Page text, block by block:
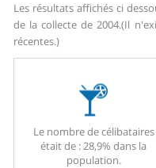
Les résultats affichés ci
de la collecte de 2004.(Il
récentes.)
Le nombre de célibataires
était de : 28,9% dans la
population.